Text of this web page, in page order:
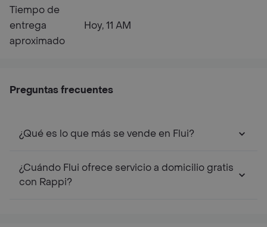
Tiempo de
entrega
aproximado
Hoy, 11 AM
Preguntas frecuentes
¿Qué es lo que más se vende en Flui?
¿Cuándo Flui ofrece servicio a domicilio gratis
con Rappi?